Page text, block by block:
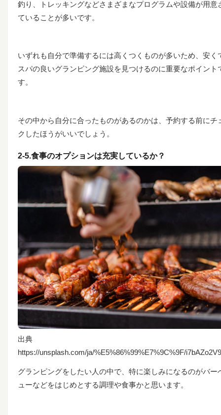
釣り、トレッキングなどさまざまなプログラムや設備が用意
ていることが多いです。
いずれも自分で準備するには高くつくものが多いため、安く
スパの良いグランピング施設を見つけるのに重要なポイント
す。
その中から自分に合ったものがあるのかは、予約する前にチ
クしたほうがいいでしょう。
2-5.食事のオプションは充実しているか？
出典
https://unsplash.com/ja/%E5%86%99%E7%9C%9F/
グランピングをしたい人の中で、特に楽しみになるのがバー
ューなどをはじめとする調理や食事かと思います。